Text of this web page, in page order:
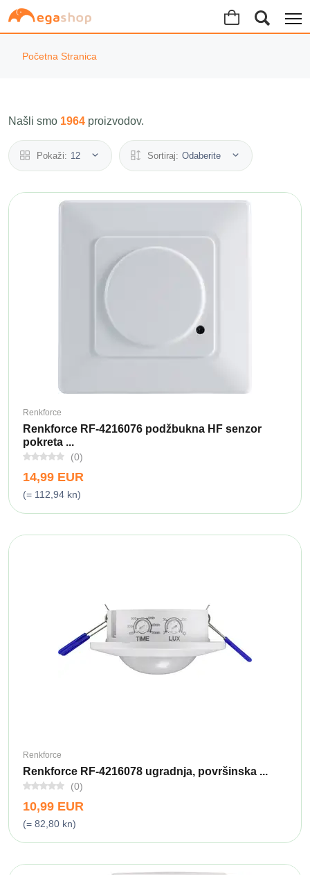
Početna Stranica
Našli smo 1964 proizvodov.
Pokaži: 12 Sortiraj: Odaberite
Renkforce
Renkforce RF-4216076 podžbukna HF senzor
pokreta ...
(0)
14,99 EUR
(= 112,94 kn)
Renkforce
Renkforce RF-4216078 ugradnja, površinska ...
(0)
10,99 EUR
(= 82,80 kn)